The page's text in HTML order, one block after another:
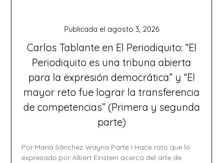
Carlos Tablante en El Periodiquito: “El
Periodiquito es una tribuna abierta
para la expresión democrática” y “El
mayor reto fue lograr la transferencia
de competencias” (Primera y segunda
parte)
Publicada el agosto 3, 2026
Por María Sánchez Wayna Parte I Hace rato que lo
expresado por Albert Einstein acerca del arte de